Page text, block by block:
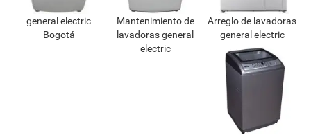
general electric
Bogotá
Mantenimiento de
lavadoras general
electric
Arreglo de lavadoras
general electric